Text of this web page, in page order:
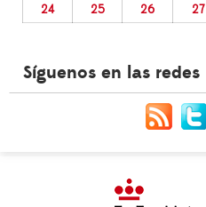
24
25 26 27
Síguenos en las redes